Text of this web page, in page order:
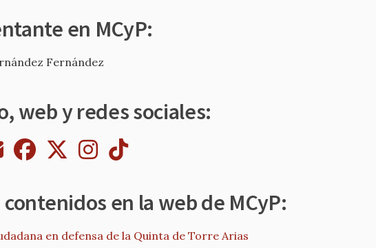
en MCyP:
Fernández
web y redes sociales:
contenidos en la web de MCyP:
en defensa de la Quinta de Torre Arias